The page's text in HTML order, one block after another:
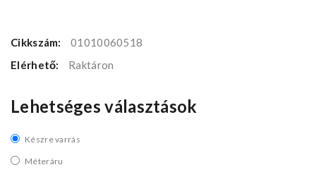
Cikkszám:
01010060518
Elérhető:
Raktáron
Lehetséges választások
Készre varrás
Méteráru